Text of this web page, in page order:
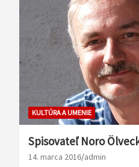
KULTÚRA A UMENIE
Spisovateľ Noro
14. marca 2016 admin